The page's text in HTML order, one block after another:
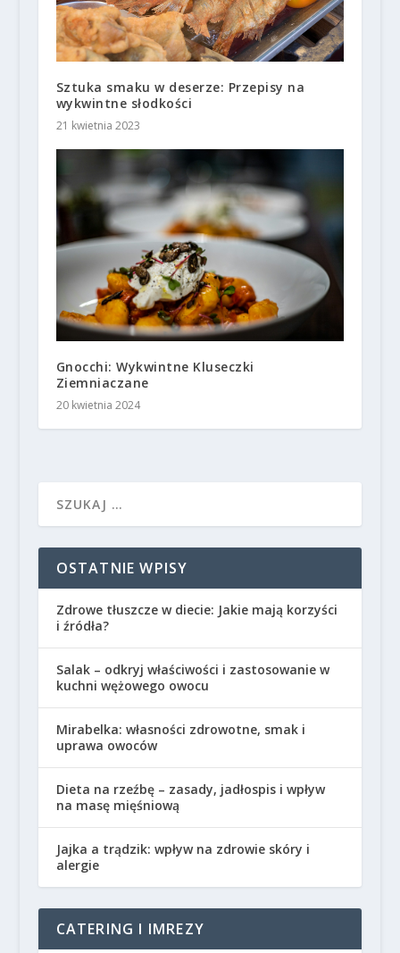
Sztuka smaku w deserze: Przepisy na
wykwintne słodkości
21 kwietnia 2023
Gnocchi: Wykwintne Kluseczki
Ziemniaczane
20 kwietnia 2024
OSTATNIE WPISY
Zdrowe tłuszcze w diecie: Jakie mają korzyści
i źródła?
Salak – odkryj właściwości i zastosowanie w
kuchni wężowego owocu
Mirabelka: własności zdrowotne, smak i
uprawa owoców
Dieta na rzeźbę – zasady, jadłospis i wpływ
na masę mięśniową
Jajka a trądzik: wpływ na zdrowie skóry i
alergie
CATERING I IMREZY